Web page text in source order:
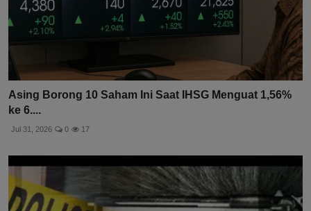
Asing Borong 10 Saham Ini Saat IHSG Menguat 1,56%
ke 6....
Jul 31, 2026 0 17